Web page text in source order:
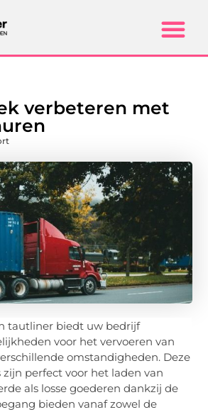
verbeteren met
tautliner biedt uw bedrijf
voor het vervoeren van
omstandigheden. Deze
perfect voor het laden van
als losse goederen dankzij de
bieden vanaf zowel de